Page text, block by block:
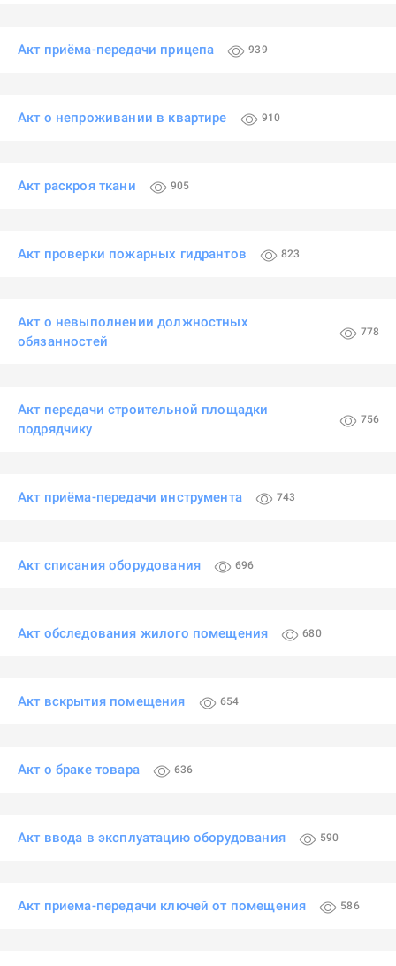
Акт приёма-передачи прицепа 939
Акт о непроживании в квартире 910
Акт раскроя ткани 905
Акт проверки пожарных гидрантов 823
Акт о невыполнении должностных
обязанностей
778
Акт передачи строительной площадки
подрядчику
756
Акт приёма-передачи инструмента 743
Акт списания оборудования 696
Акт обследования жилого помещения 680
Акт вскрытия помещения 654
Акт о браке товара 636
Акт ввода в эксплуатацию оборудования 590
Акт приема-передачи ключей от помещения 586